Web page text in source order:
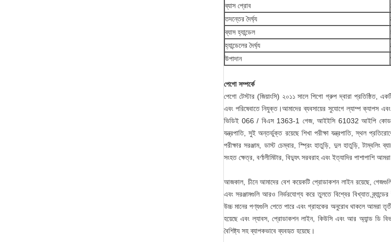
ব্যাস প্রোব
তদন্তের দৈর্ঘ্য
ব্যাস হ্যান্ডেল
হ্যান্ডেলের দৈর্ঘ্য
উপাদান
পেগো সম্পর্কে
পেগো টেস্টার (জিয়াংসি) ২০১১ সালে পিগো গ্রুপ দ্বারা প্রতিষ্ঠিত,
এবং পরিষেবাতে নিযুক্ত।আমাদের ব্যবসায়ের সুযোগে ল্যাম্প
ভিডিই 066 / বিএস 1363-1 গেজ, আইইসি 61032 আইপি কোড
যন্ত্রপাতি, সুই অন্তর্ভুক্ত রয়েছে শিখা পরীক্ষা যন্ত্রপাতি, স্থল
পরীক্ষার সরঞ্জাম, ডাস্ট চেম্বার, স্প্রিং হাতুড়ি, দুল হাতুড়ি, টাম্বলিং
সংহত ক্ষেত্র, বর্ণালীমিটার, বিদ্যুৎ সরবরাহ এবং ইত্যাদির পাশাপাশি
আজকাল, চীনে আমাদের বেশ কয়েকটি প্রোডাকশন লাইন রয়েছে,
এবং সরঞ্জামগুলি আরও নির্ভরযোগ্য করে তুলতে বিশ্বের বিখ্যাত
উচ্চ মানের পণ্যগুলি পেতে পারে এবং গ্রাহকের অনুরোধ থাকলে আমরা
হয়েছে এবং ল্যাবস, প্রোডাকশন লাইন, কিউসি এবং আর অ্যান্ড ডি
বৈশিষ্ট্য সহ ব্যাপকভাবে ব্যবহৃত হয়েছে।